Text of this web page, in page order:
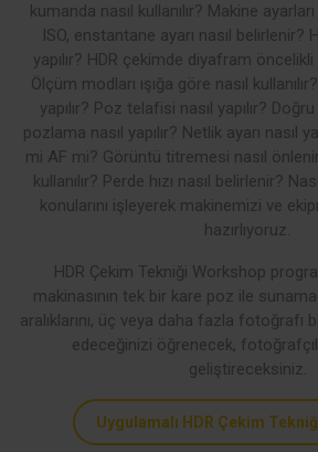
kumanda nasıl kullanılır? Makine
ISO, enstantane ayarı nasıl belirlenir?
yapılır? HDR çekimde diyafram
Ölçüm modları ışığa göre nasıl
yapılır? Poz telafisi nasıl yapılır?
pozlama nasıl yapılır? Netlik ayarı nasıl
mi AF mi? Görüntü titremesi nasıl
kullanılır? Perde hızı nasıl belirlenir?
konularını işleyerek makinemizi ve
hazırlıyoruz.
HDR Çekim Tekniği Workshop
makinasının tek bir kare poz ile
aralıklarını, üç veya daha fazla fotoğrafı
edeceğinizi öğrenecek,
geliştireceksiniz.
Uygulamalı HDR Çekim